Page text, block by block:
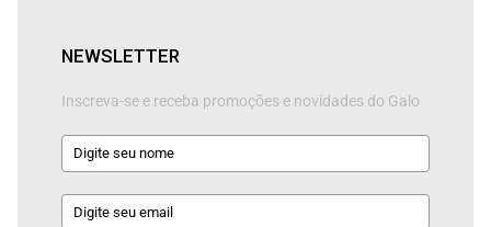
NEWSLETTER
Inscreva-se e receba promoções e novidades do Galo